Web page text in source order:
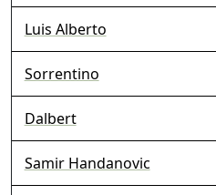
Luis Alberto
Sorrentino
Dalbert
Samir Handanovic